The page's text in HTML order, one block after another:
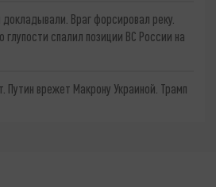
Враг форсировал реку.
глупости спалил позиции ВС России на
Путин врежет Макрону Украиной. Трамп